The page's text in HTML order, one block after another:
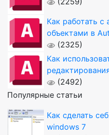
Как работать с
объектами в
(2325)
Как
(2492)
Популярные статьи
Как сделать
windows 7